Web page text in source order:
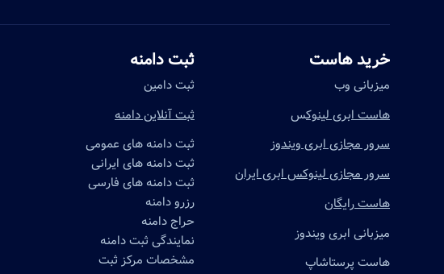
خرید هاست
میزبانی وب
هاست ابری لینوکس
سرور مجازی ابری ویندوز
سرور مجازی لینوکس ابری ایران
هاست رایگان
میزبانی ابری ویندوز
هاست پرستاشاپ
ثبت دامنه
ثبت دامین
ثبت آنلاین دامنه
ثبت دامنه های عمومی
ثبت دامنه های ایرانی
ثبت دامنه های فارسی
رزرو دامنه
حراج دامنه
نمایندگی ثبت دامنه
مشخصات مرکز ثبت